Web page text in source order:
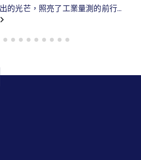
的光芒，照亮了工業量測的前行...